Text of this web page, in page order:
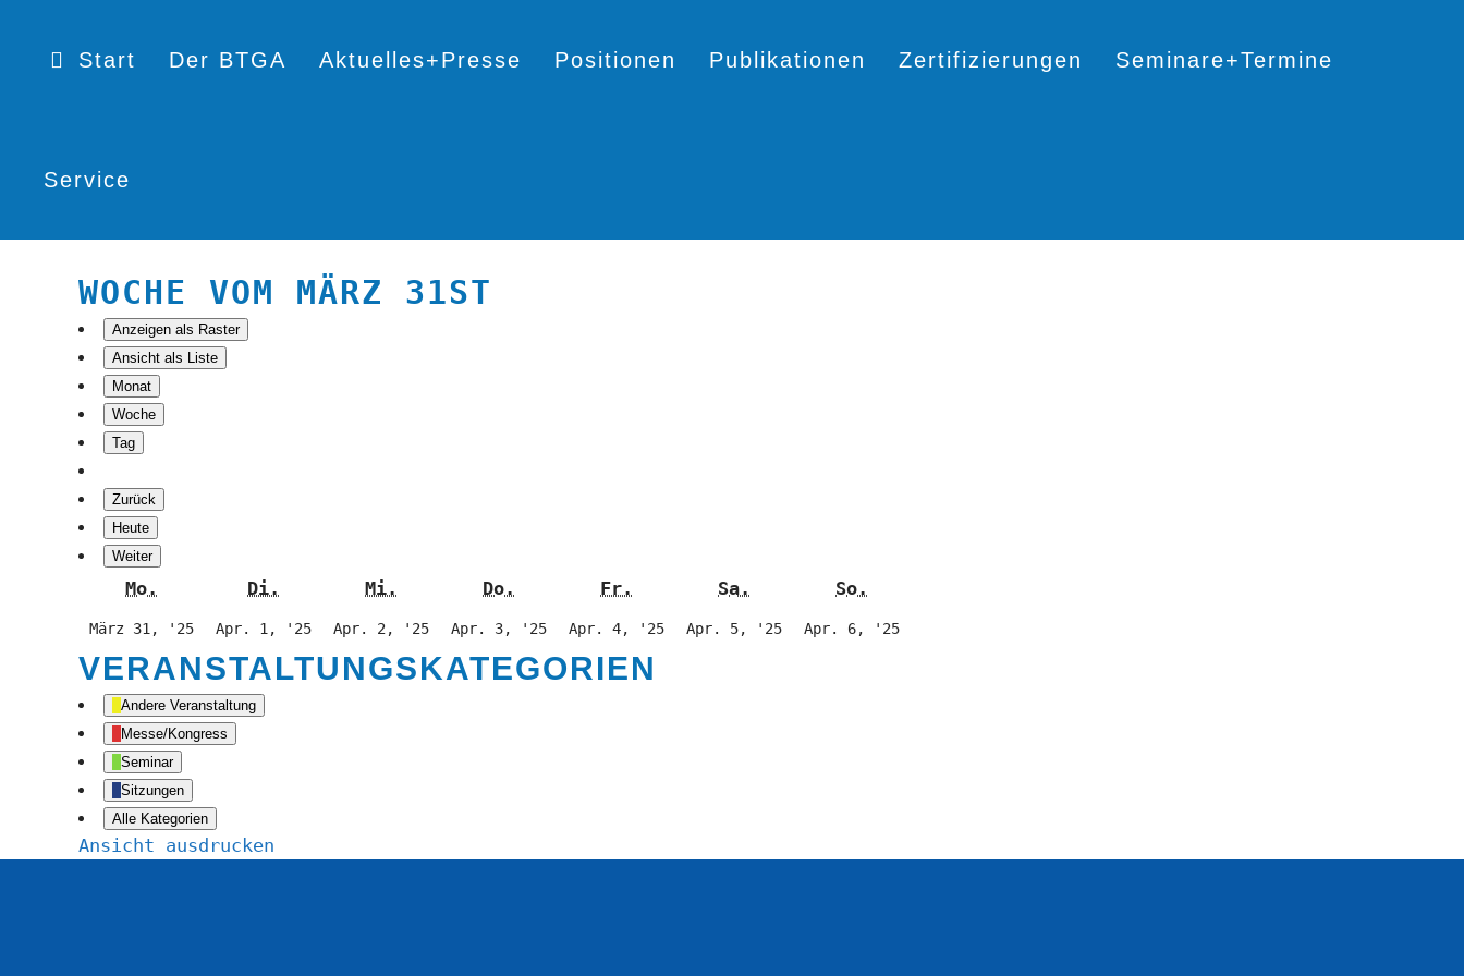
Start Der BTGA Aktuelles+Presse Positionen Publikationen Zertifizierungen Seminare+Termine
Service
WOCHE VOM MÄRZ 31ST
Anzeigen als Raster
Ansicht als Liste
Monat
Woche
Tag
Zurück
Heute
Weiter
Mo. Di. DienstagMi. Do. Donnerstag
Fr. Sa. So.
März 31, '2531.
März
2025
Apr. 1, '251.
April
2025
Apr. 2, '252.
April
2025
Apr. 3, '253.
April
2025
Apr. 4, '254.
Apr. 5, '255.
Apr. 6, '256.
VERANSTALTUNGSKATEGORIEN
Andere Veranstaltung
Messe/Kongress
Seminar
Sitzungen
Alle Kategorien
Ansicht ausdrucken